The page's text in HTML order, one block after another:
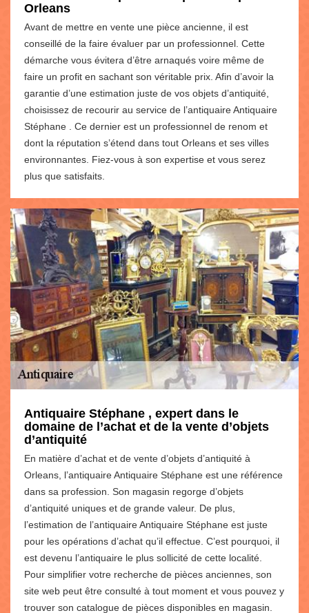
Orleans
Avant de mettre en vente une pièce ancienne, il est
conseillé de la faire évaluer par un professionnel. Cette
démarche vous évitera d’être arnaqués voire même de
faire un profit en sachant son véritable prix. Afin d’avoir la
garantie d’une estimation juste de vos objets d’antiquité,
choisissez de recourir au service de l’antiquaire Antiquaire
Stéphane . Ce dernier est un professionnel de renom et
dont la réputation s’étend dans tout Orleans et ses villes
environnantes. Fiez-vous à son expertise et vous serez
plus que satisfaits.
Antiquaire Stéphane , expert dans le
domaine de l’achat et de la vente d’objets
d’antiquité
En matière d’achat et de vente d’objets d’antiquité à
Orleans, l’antiquaire Antiquaire Stéphane est une référence
dans sa profession. Son magasin regorge d’objets
d’antiquité uniques et de grande valeur. De plus,
l’estimation de l’antiquaire Antiquaire Stéphane est juste
pour les opérations d’achat qu’il effectue. C’est pourquoi, il
est devenu l’antiquaire le plus sollicité de cette localité.
Pour simplifier votre recherche de pièces anciennes, son
site web peut être consulté à tout moment et vous pouvez y
trouver son catalogue de pièces disponibles en magasin.